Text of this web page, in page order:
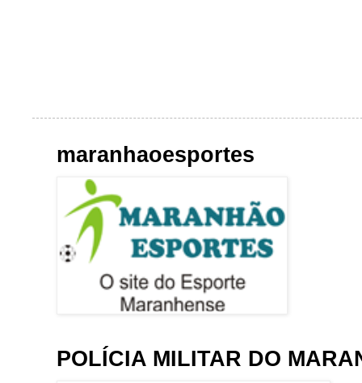
maranhaoesportes
POLÍCIA MILITAR DO